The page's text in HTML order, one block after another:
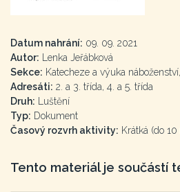
Datum nahrání: 09. 09. 2021
Autor: Lenka Jeřábková
Sekce: Katecheze a výuka
Adresáti: 2. a 3. třída, 4. a 5. třída
Druh: Luštění
Typ: Dokument
Časový rozvrh aktivity: Krátká (do
Tento materiál je součástí